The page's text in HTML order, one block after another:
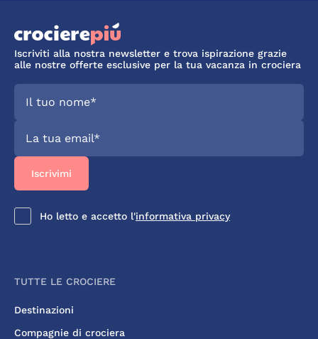
Iscriviti alla nostra newsletter e trova ispirazione grazie
alle nostre offerte esclusive per la tua vacanza in crociera
Ho letto e accetto l'informativa privacy
TUTTE LE CROCIERE
Destinazioni
Compagnie di crociera